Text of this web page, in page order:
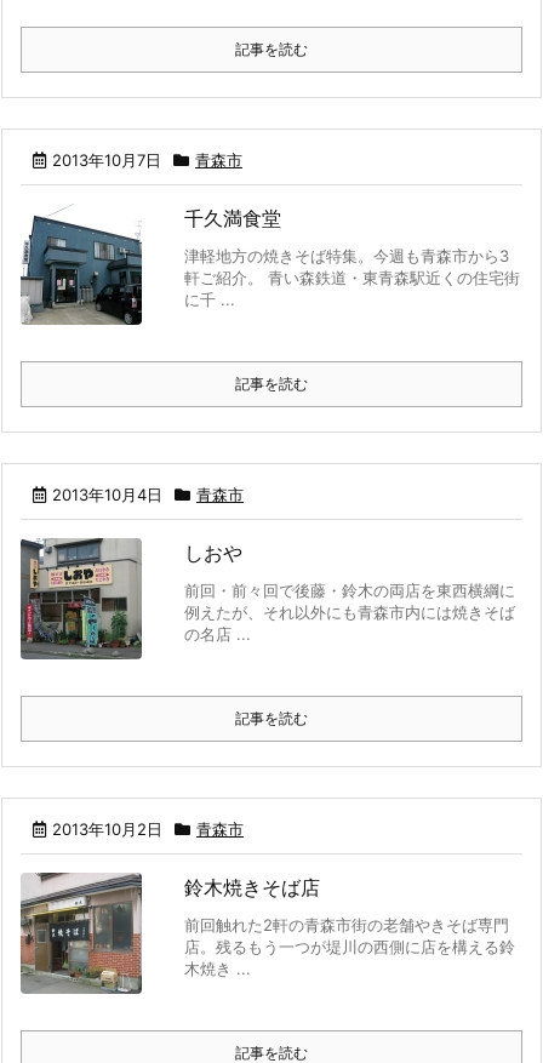
記事を読む
2013年10月7日 青森市
千久満食堂
津軽地方の焼きそば特集。今週も青森市から3
軒ご紹介。 青い森鉄道・東青森駅近くの住宅街
に千 ...
記事を読む
2013年10月4日 青森市
しおや
前回・前々回で後藤・鈴木の両店を東西横綱に
例えたが、それ以外にも青森市内には焼きそば
の名店 ...
記事を読む
2013年10月2日 青森市
鈴木焼きそば店
前回触れた2軒の青森市街の老舗やきそば専門
店。残るもう一つが堤川の西側に店を構える鈴
木焼き ...
記事を読む